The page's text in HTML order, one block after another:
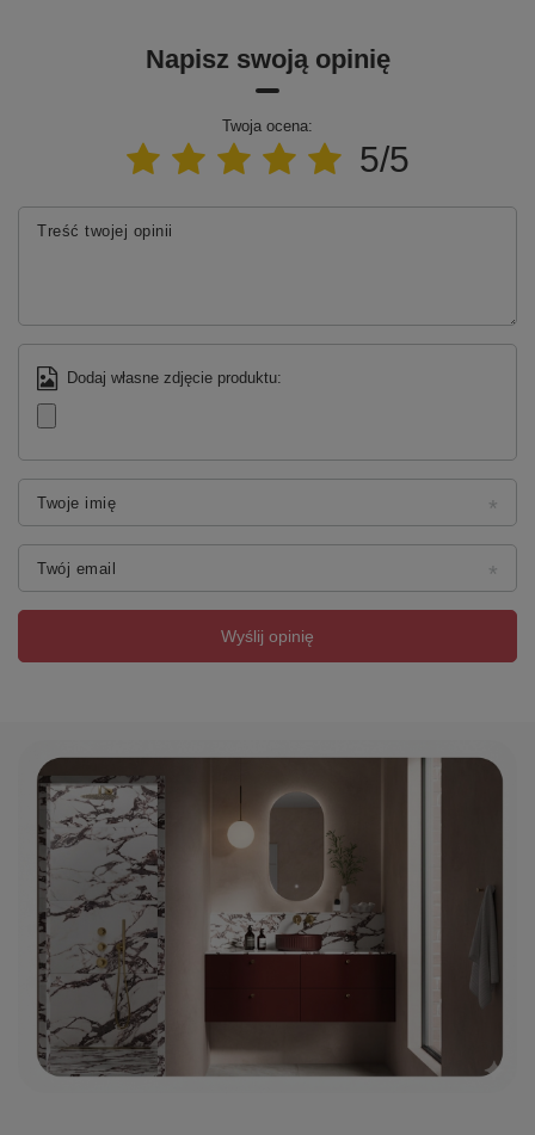
Napisz swoją opinię
Twoja ocena:
5/5
Treść twojej opinii
Dodaj własne zdjęcie produktu:
Twoje imię
Twój email
Wyślij opinię